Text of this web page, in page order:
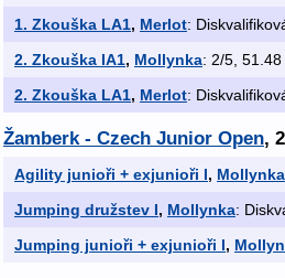
1. Zkouška LA1, Merlot:
2. Zkouška IA1, Mollynka: 2/5,
2. Zkouška LA1, Merlot:
Žamberk - Czech Junior Open,
Agility junioři + exjunioři I, Mollynka
Jumping družstev I, Mollynka:
Jumping junioři + exjunioři I,